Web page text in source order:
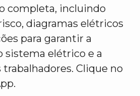
completa, incluindo
diagramas elétricos
para garantir a
sistema elétrico e a
trabalhadores. Clique no